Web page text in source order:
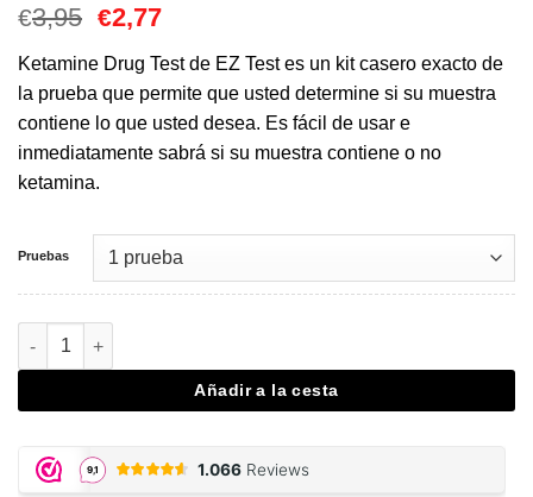
€3,95 El
original
era:
€3,95.
€2,77El
actual
es:
€2,77.
Ketamine Drug Test de EZ Test es un kit casero exacto de
la prueba que permite que usted determine si su muestra
contiene lo que usted desea. Es fácil de usar e
inmediatamente sabrá si su muestra contiene o no
ketamina.
Pruebas
Ketamine Drug Test cantidad
Añadir a la cesta